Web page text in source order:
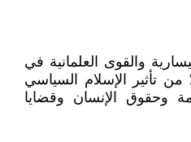
والقوى العلمانية في
من تأثير الإسلام السياسي
وحقوق الإنسان وقضايا